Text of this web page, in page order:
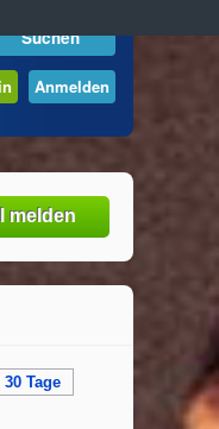
Anmelden
melden
30 Tage